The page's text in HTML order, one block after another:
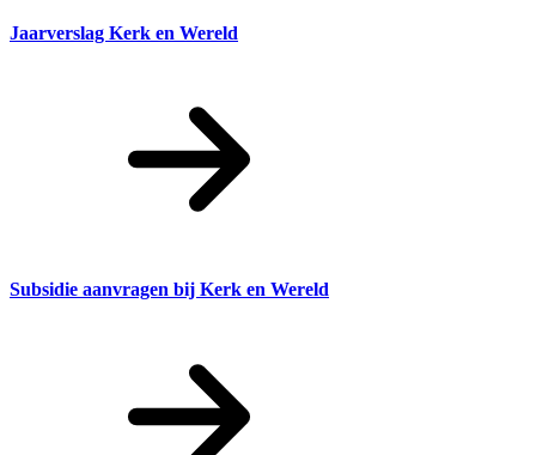
Jaarverslag Kerk en Wereld
Subsidie aanvragen bij Kerk en Wereld